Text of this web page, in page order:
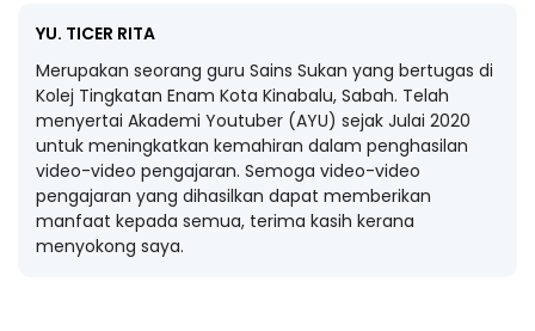
YU. TICER RITA
Merupakan seorang guru Sains Sukan yang bertugas di
Kolej Tingkatan Enam Kota Kinabalu, Sabah. Telah
menyertai Akademi Youtuber (AYU) sejak Julai 2020
untuk meningkatkan kemahiran dalam penghasilan
video-video pengajaran. Semoga video-video
pengajaran yang dihasilkan dapat memberikan
manfaat kepada semua, terima kasih kerana
menyokong saya.